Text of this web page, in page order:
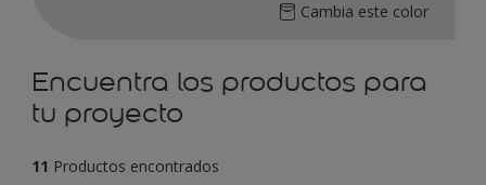
Cambia este color
Encuentra los productos para
tu proyecto
11 Productos encontrados